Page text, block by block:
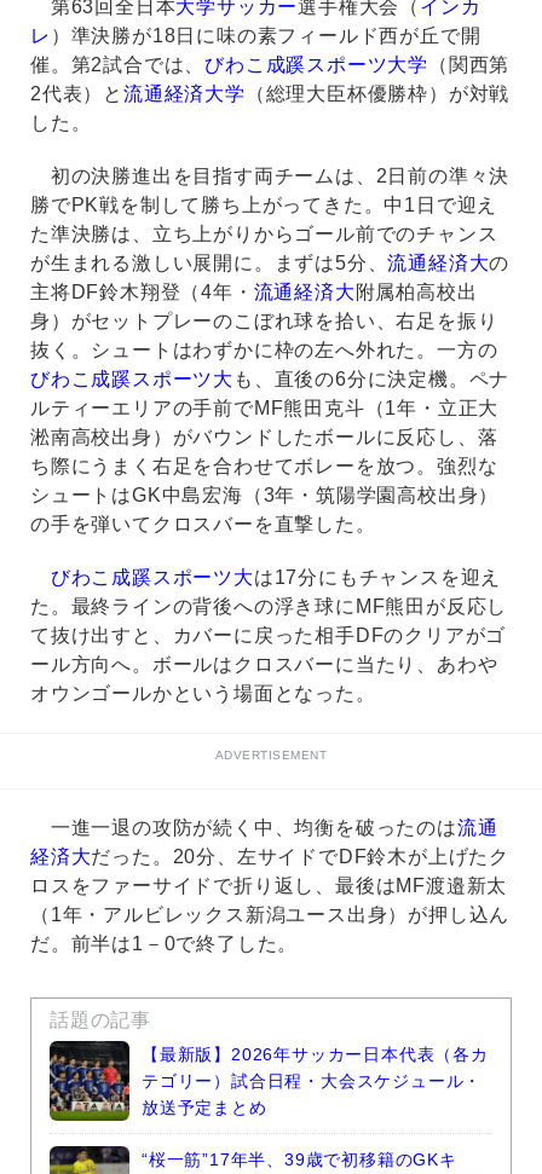
第63回全日本大学サッカー選手権大会（ インカ
レ ）準決勝が18日に味の素フィールド西が丘で開
催。第2試合では、 びわこ成蹊スポーツ大学
（関西第
2代表）と 流通経済大学
（総理大臣杯優勝枠）が対戦
した。
初の決勝進出を目指す両チームは、2日前の準々決
勝でPK戦を制して勝ち上がってきた。中1日で迎え
た準決勝は、立ち上がりからゴール前でのチャンス
が生まれる激しい展開に。まずは5分、流通経済大の
主将DF鈴木翔登（4年・ 流通経済大 附属柏高校出
身）がセットプレーのこぼれ球を拾い、右足を振り
抜く。シュートはわずかに枠の左へ外れた。一方の
びわこ成蹊スポーツ大 も、直後の6分に決定機。ペナ
ルティーエリアの手前でMF熊田克斗（1年・立正大
淞南高校出身）がバウンドしたボールに反応し、落
ち際にうまく右足を合わせてボレーを放つ。強烈な
シュートはGK中島宏海（3年・筑陽学園高校出身）
の手を弾いてクロスバーを直撃した。
びわこ成蹊スポーツ大は17分にもチャンスを迎え
た。最終ラインの背後への浮き球にMF熊田が反応し
て抜け出すと、カバーに戻った相手DFのクリアがゴ
ール方向へ。ボールはクロスバーに当たり、あわや
オウンゴールかという場面となった。
ADVERTISEMENT
一進一退の攻防が続く中、均衡を破ったのは流通
経済大だった。20分、左サイドでDF鈴木が上げたク
ロスをファーサイドで折り返し、最後はMF渡邉新太
（1年・アルビレックス新潟ユース出身）が押し込ん
だ。前半は1－0で終了した。
話題の記事
【最新版】2026年サッカー日本代表（各カ
テゴリー）試合日程・大会スケジュール・
放送予定まとめ
“桜一筋”17年半、39歳で初移籍のGKキ